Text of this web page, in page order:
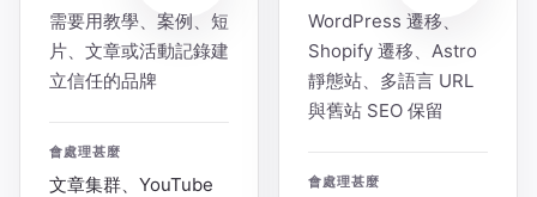
需要用教學、案例、短
片、文章或活動記錄建
立信任的品牌
會處理甚麼
文章集群、YouTube
WordPress 遷移、
Shopify 遷移、Astro
靜態站、多語言 URL
與舊站 SEO 保留
會處理甚麼